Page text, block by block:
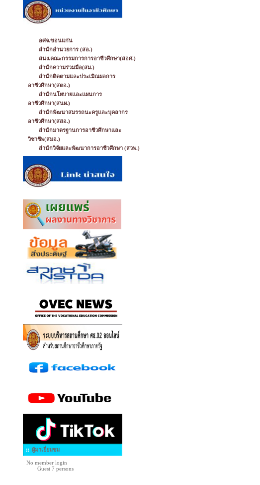
อศจ.ขอนแก่น
สำนักอำนวยการ (สอ.)
สนง.คณะกรรมการการอาชีวศึกษา(สอศ.)
สำนักความร่วมมือ(สม.)
สำนักติดตามและประเมิณผลการ
อาชีวศึกษา(สตอ.)
สำนักนโยบายและแผนการ
อาชีวศึกษา(สนผ.)
สำนักพัฒนาสมรรถนะครูและบุคลากร
อาชีวศึกษา(สสอ.)
สำนักมาตรฐานการอาชีวศึกษาและ
วิชาชีพ(สมอ.)
สำนักวิจัยและพัฒนาการอาชีวศึกษา (สวพ.)
ผู้มาเยี่ยมชม
No member login
Guest 7 persons